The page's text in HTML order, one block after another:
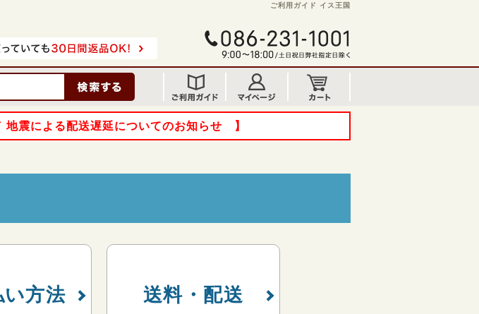
ご利用ガイド イス王国
震による配送遅延についてのお知らせ 】
い方法 送料・配送